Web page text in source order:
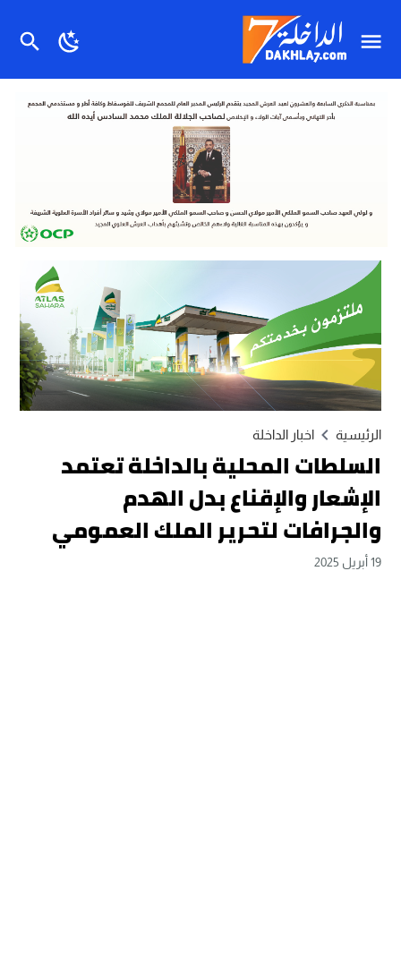
الرئيسية اخبار الداخلة
السلطات المحلية بالداخلة تعتمد
الإشعار والإقناع بدل الهدم
والجرافات لتحرير الملك العمومي
19 أبريل 2025